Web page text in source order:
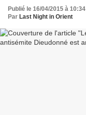
Publié le 16/04/2015 à 10:34
Par Last Night in Orient